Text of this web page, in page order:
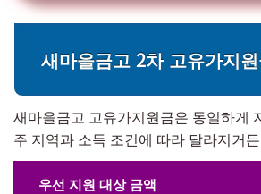
새마을금고 2차 고유가지
새마을금고 고유가지원금은 동일하게
주 지역과 소득 조건에 따라 달라지거
우선 지원 대상 금액